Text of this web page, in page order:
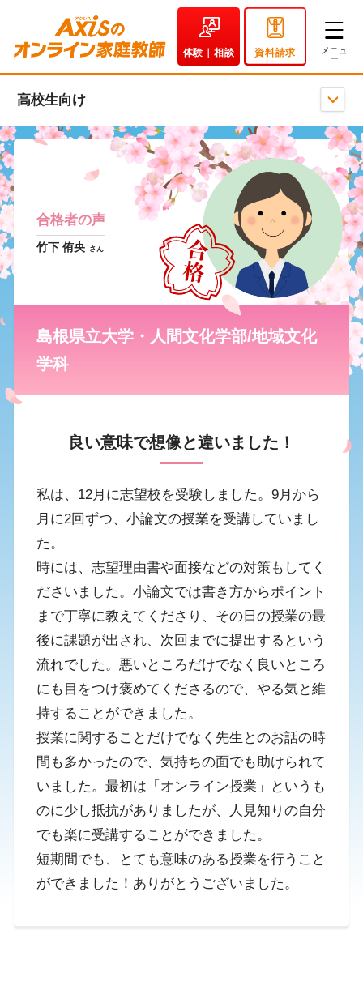
体験｜相談 資料請求
高校生向け
合格者の声
竹下 侑央 さん
島根県立大学・人間文化学部/地域文化
学科
良い意味で想像と違いました！
私は、12月に志望校を受験しました。9月から
月に2回ずつ、小論文の授業を受講していまし
た。
時には、志望理由書や面接などの対策もしてく
ださいました。小論文では書き方からポイント
まで丁寧に教えてくださり、その日の授業の最
後に課題が出され、次回までに提出するという
流れでした。悪いところだけでなく良いところ
にも目をつけ褒めてくださるので、やる気と維
持することができました。
授業に関することだけでなく先生とのお話の時
間も多かったので、気持ちの面でも助けられて
いました。最初は「オンライン授業」というも
のに少し抵抗がありましたが、人見知りの自分
でも楽に受講することができました。
短期間でも、とても意味のある授業を行うこと
ができました！ありがとうございました。